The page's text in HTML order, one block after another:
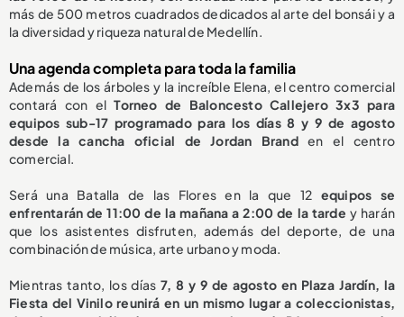
más de 500 metros cuadrados dedicados al arte del bonsái y a
la diversidad y riqueza natural de Medellín.
Una agenda completa para toda la familia
Además de los árboles y la increíble Elena, el centro comercial
contará con elTorneo de Baloncesto Callejero 3x3 para
equipos sub-17 programado para los días 8 y 9 de agosto
desde la cancha oficial de Jordan Branden el centro
comercial.
Será una Batalla de las Flores en la que 12 equipos se
enfrentarán de 11:00 de la mañana a 2:00 de la tarde y harán
que los asistentes disfruten, además del deporte, de una
combinación de música, arte urbano y moda.
Mientras tanto, los días 7, 8 y 9 de agosto en Plaza Jardín, la
Fiesta del Vinilo reunirá en un mismo lugar a coleccionistas,